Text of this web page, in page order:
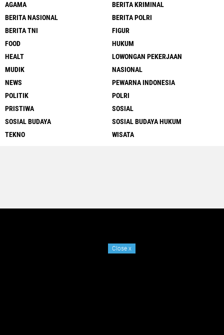
AGAMA
BERITA KRIMINAL
BERITA NASIONAL
BERITA POLRI
BERITA TNI
FIGUR
FOOD
HUKUM
HEALT
LOWONGAN PEKERJAAN
MUDIK
NASIONAL
NEWS
PEWARNA INDONESIA
POLITIK
POLRI
PRISTIWA
SOSIAL
SOSIAL BUDAYA
SOSIAL BUDAYA HUKUM
TEKNO
WISATA
Close x